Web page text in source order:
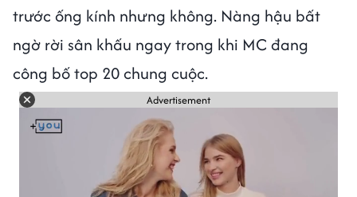
trước ống kính nhưng không. Nàng hậu bất
ngờ rời sân khấu ngay trong khi MC đang
công bố top 20 chung cuộc.
Advertisement